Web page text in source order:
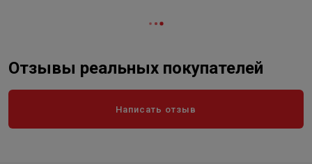
Отзывы реальных покупателей
Написать отзыв